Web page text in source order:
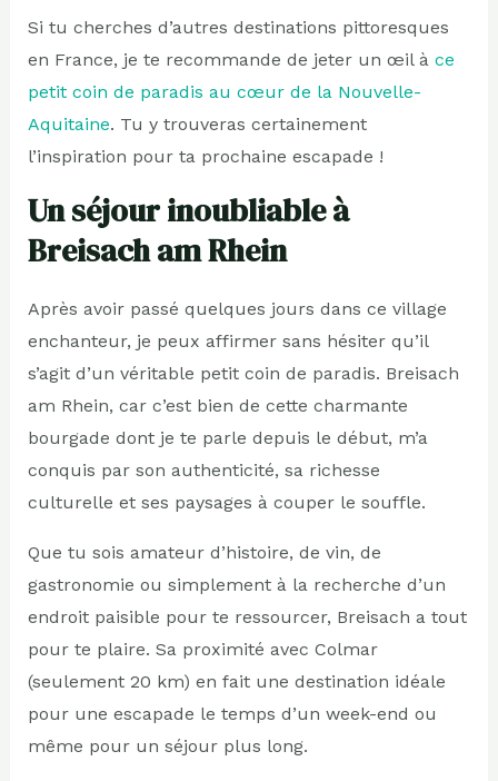
Si tu cherches d’autres destinations pittoresques
en France, je te recommande de jeter un œil à ce
petit coin de paradis au cœur de la Nouvelle-
Aquitaine. Tu y trouveras certainement
l’inspiration pour ta prochaine escapade !
Un séjour inoubliable à
Breisach am Rhein
Après avoir passé quelques jours dans ce village
enchanteur, je peux affirmer sans hésiter qu’il
s’agit d’un véritable petit coin de paradis. Breisach
am Rhein, car c’est bien de cette charmante
bourgade dont je te parle depuis le début, m’a
conquis par son authenticité, sa richesse
culturelle et ses paysages à couper le souffle.
Que tu sois amateur d’histoire, de vin, de
gastronomie ou simplement à la recherche d’un
endroit paisible pour te ressourcer, Breisach a tout
pour te plaire. Sa proximité avec Colmar
(seulement 20 km) en fait une destination idéale
pour une escapade le temps d’un week-end ou
même pour un séjour plus long.